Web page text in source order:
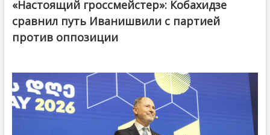
@ქართული ოცნება / Georgian Dream
«Настоящий гроссмейстер»: Кобахидзе
сравнил путь Иванишвили с партией
против оппозиции